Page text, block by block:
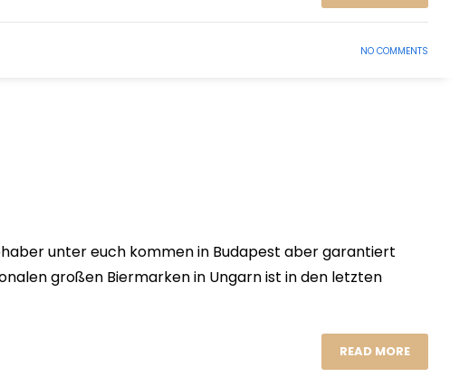
NO COMMENTS
unter euch kommen in Budapest aber garantiert
großen Biermarken in Ungarn ist in den letzten
READ MORE